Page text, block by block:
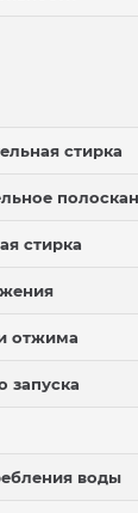
стирка
стирка
отжима
запуска
воды